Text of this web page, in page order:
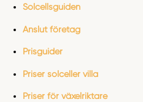
Solcellsguiden
Anslut företag
Prisguider
Priser solceller villa
Priser för växelriktare